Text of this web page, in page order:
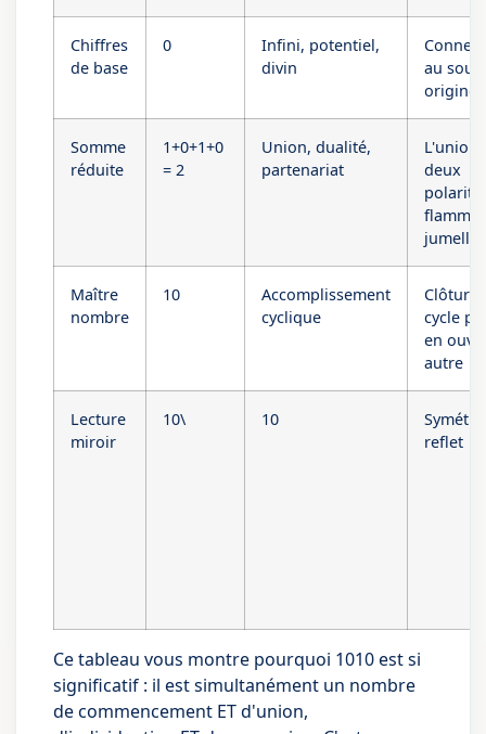
Chiffres
de base
0
Infini, potentiel,
divin
au
Somme
réduite
1+0+1+0
= 2
Union, dualité,
partenariat
L'union
deux
flamme
jumelle
Maître
nombre
10
Accomplissement
cyclique
Clôture
cycle
en
autre
Lecture
miroir
10\ 10
reflet
Ce tableau vous montre pourquoi 1010 est si
significatif : il est simultanément un nombre
de commencement ET d'union,